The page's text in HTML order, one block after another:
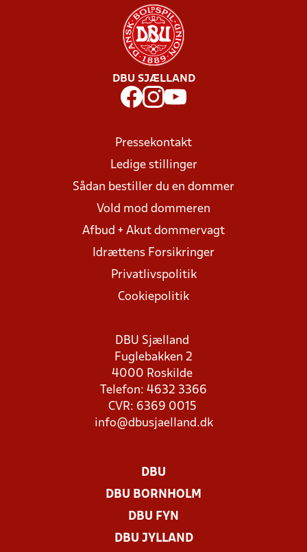
DBU SJÆLLAND
Pressekontakt
Ledige stillinger
Sådan bestiller du en dommer
Vold mod dommeren
Afbud + Akut dommervagt
Idrættens Forsikringer
Privatlivspolitik
Cookiepolitik
DBU Sjælland
Fuglebakken 2
4000 Roskilde
Telefon: 4632 3366
CVR: 6369 0015
info@dbusjaelland.dk
DBU
DBU BORNHOLM
DBU FYN
DBU JYLLAND